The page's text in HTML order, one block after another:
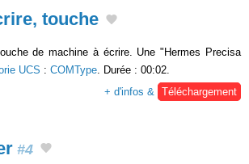
touche
de machine à écrire. Une "Hermes Precisa
UCS : COMType . Durée : 00:02.
+ d'infos &
Téléchargement
#4